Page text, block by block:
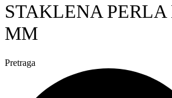
STAKLENA
MM
Pretraga